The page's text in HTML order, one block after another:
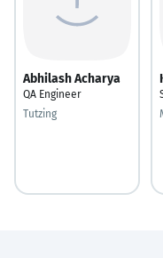
Abhilash Acharya
QA Engineer
Tutzing